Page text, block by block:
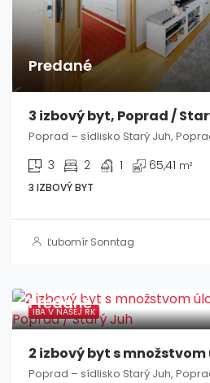
Predané
3 izbový byt, Poprad /
Poprad – sídlisko Starý Juh,
3 2 1 65,41 m²
3 IZBOVÝ BYT
Ľubomír Sonntag
IBA V NAŠEJ RK
Predané
Poprad – sídlisko Starý Juh,